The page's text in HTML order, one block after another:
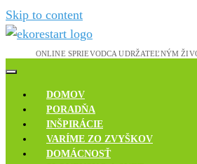
Skip to content
Ekoreštart
Novinky, rozhovory a inšpirácie
DOMOV
PORADŇA
INŠPIRÁCIE
VARÍME ZO ZVYŠKOV
DOMÁCNOSŤ